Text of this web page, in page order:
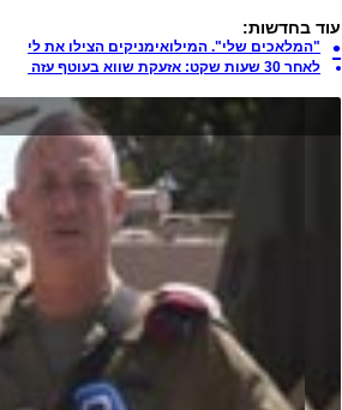
עוד בחדשות:
"המלאכים שלי". המילואימניקים הצילו את לי
לאחר 30 שעות שקט: אזעקת שווא בעוטף עזה